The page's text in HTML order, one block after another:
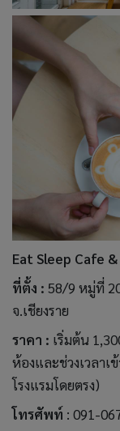
Eat Sleep Cafe
ที่ตั้ง : 58/9 หมู่ที่
จ.เชียงราย
ราคา : เริ่มต้น
ห้องและช่วงเวลา
โรงแรมโดยตรง)
โทรศัพท์ : 091-